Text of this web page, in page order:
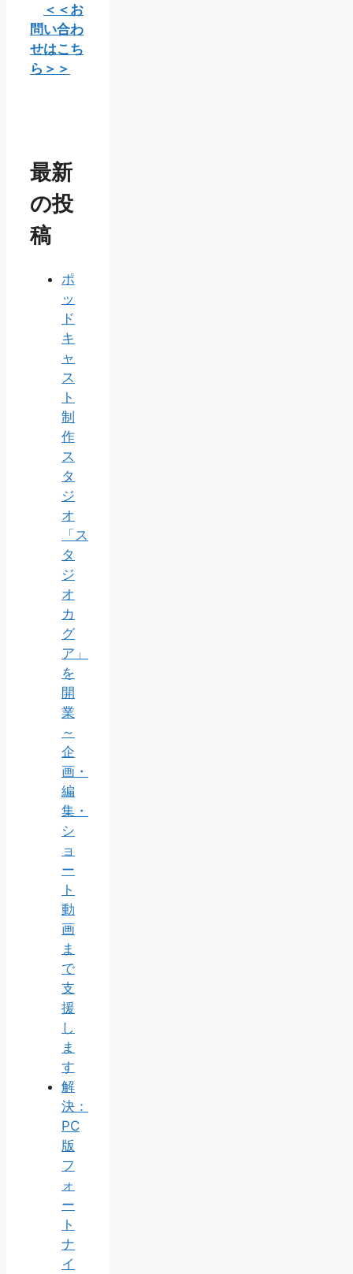
＜＜お
問い合わ
せはこち
ら＞＞
最新
の投
稿
ポ
ッ
ド
キ
ャ
ス
ト
制
作
ス
タ
ジ
オ
「ス
タ
ジ
オ
カ
グ
ア」
を
開
業
～
企
画・
編
集・
シ
ョ
ー
ト
動
画
ま
で
支
援
し
ま
す
解
決：
PC
版
フ
ォ
ー
ト
ナ
イ